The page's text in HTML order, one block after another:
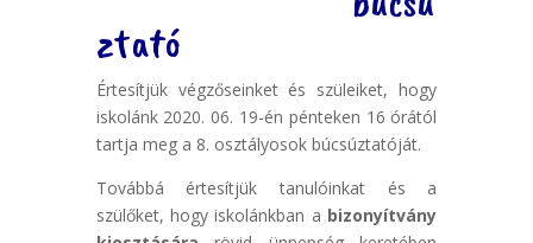
ztató
Értesítjük végzőseinket és szüleiket, hogy
iskolánk 2020. 06. 19-én pénteken 16 órától
tartja meg a 8. osztályosok búcsúztatóját.
Továbbá értesítjük tanulóinkat és a
szülőket, hogy iskolánkban a bizonyítvány